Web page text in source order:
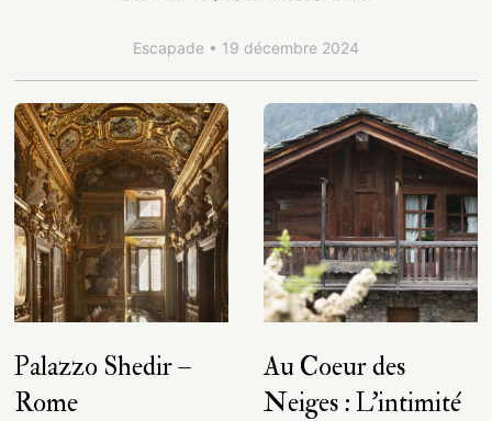
Escapade • 19 décembre 2024
Palazzo Shedir –
Rome
Au Coeur des
Neiges : L’intimité